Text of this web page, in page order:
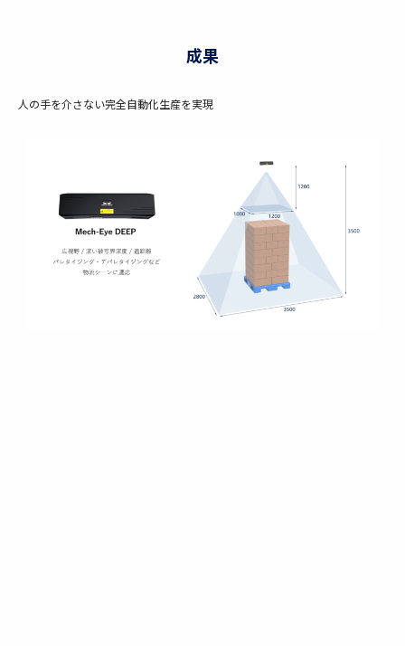
成果
人の手を介さない完全自動化生産を実現